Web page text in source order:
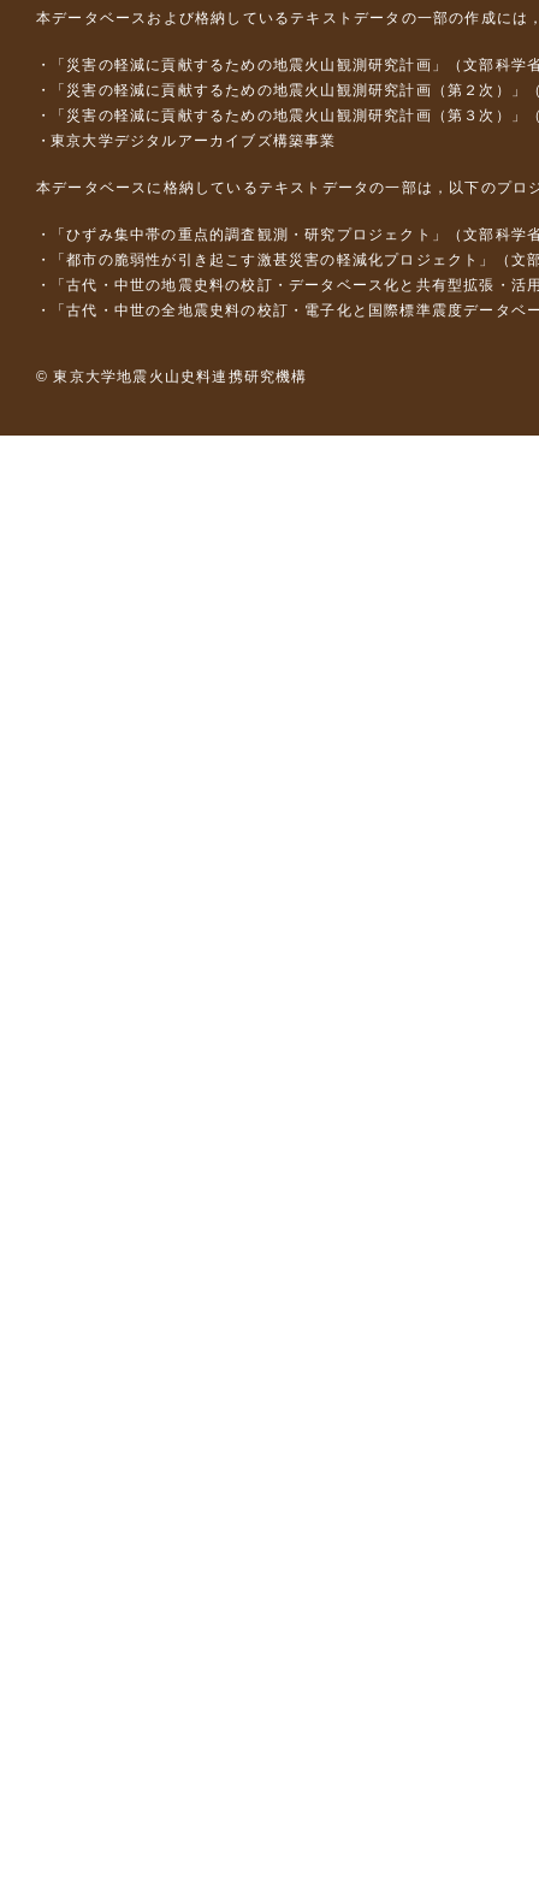
本データベースおよび格納しているテキストデータの一部の作成には
「災害の軽減に貢献するための地震火山観測研究計画」（文部科学
「災害の軽減に貢献するための地震火山観測研究計画（第２次）」
「災害の軽減に貢献するための地震火山観測研究計画（第３次）」
東京大学デジタルアーカイブズ構築事業
本データベースに格納しているテキストデータの一部は，以下のプロ
「ひずみ集中帯の重点的調査観測・研究プロジェクト」（文部科
「都市の脆弱性が引き起こす激甚災害の軽減化プロジェクト」（
「古代・中世の地震史料の校訂・データベース化と共有型拡張・
「古代・中世の全地震史料の校訂・電子化と国際標準震度データ
© 東京大学地震火山史料連携研究機構